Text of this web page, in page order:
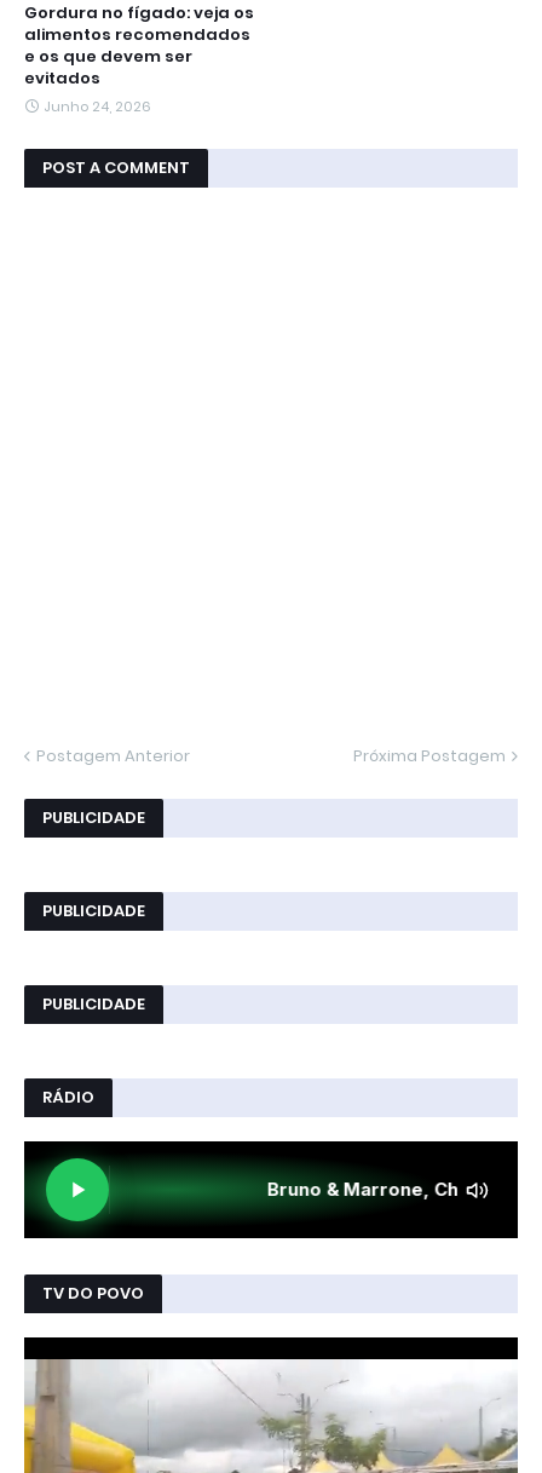
Gordura no fígado: veja os
alimentos recomendados
e os que devem ser
evitados
Junho 24, 2026
POST A COMMENT
Postagem Anterior Próxima Postagem
PUBLICIDADE
PUBLICIDADE
PUBLICIDADE
RÁDIO
TV DO POVO